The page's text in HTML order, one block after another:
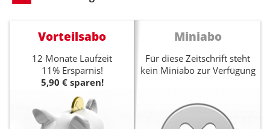
Vorteilsabo
12 Monate Laufzeit
11% Ersparnis!
5,90 € sparen!
Miniabo
Für diese Zeitschrift steht
kein Miniabo zur Verfügung